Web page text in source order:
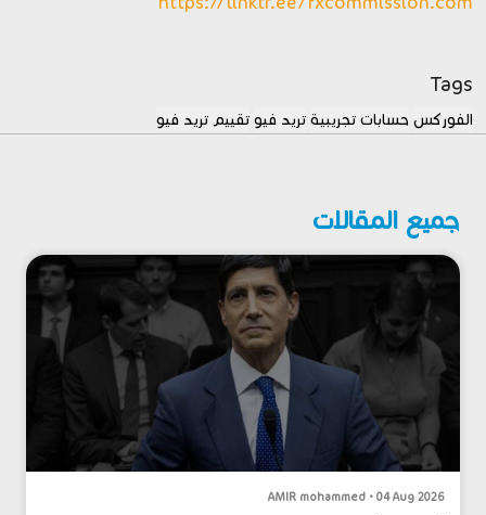
Tags
الفوركس حسابات تجريبية تريد فيو تقييم تريد فيو
جميع المقالات
AMIR mohammed • 04 Aug 2026